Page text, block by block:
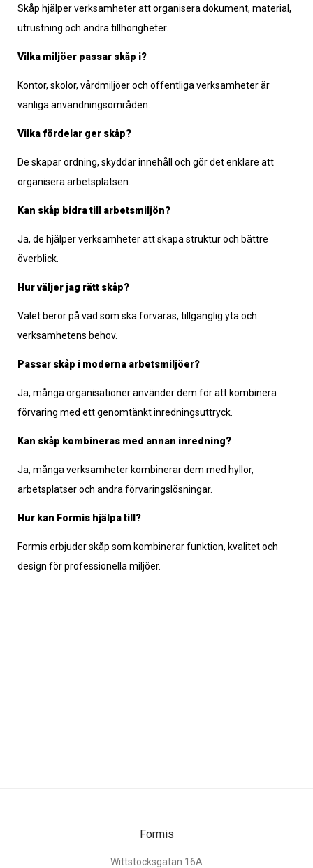
Skåp hjälper verksamheter att organisera dokument, material,
utrustning och andra tillhörigheter.
Vilka miljöer passar skåp i?
Kontor, skolor, vårdmiljöer och offentliga verksamheter är
vanliga användningsområden.
Vilka fördelar ger skåp?
De skapar ordning, skyddar innehåll och gör det enklare att
organisera arbetsplatsen.
Kan skåp bidra till arbetsmiljön?
Ja, de hjälper verksamheter att skapa struktur och bättre
överblick.
Hur väljer jag rätt skåp?
Valet beror på vad som ska förvaras, tillgänglig yta och
verksamhetens behov.
Passar skåp i moderna arbetsmiljöer?
Ja, många organisationer använder dem för att kombinera
förvaring med ett genomtänkt inredningsuttryck.
Kan skåp kombineras med annan inredning?
Ja, många verksamheter kombinerar dem med hyllor,
arbetsplatser och andra förvaringslösningar.
Hur kan Formis hjälpa till?
Formis erbjuder skåp som kombinerar funktion, kvalitet och
design för professionella miljöer.
Formis
Wittstocksgatan 16A